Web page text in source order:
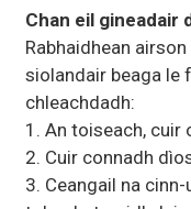
Chan eil gineadair
Rabhaidhean
siolandair beaga le
chleachdadh:
1. An toiseach, cuir
2. Cuir connadh
3. Ceangail na